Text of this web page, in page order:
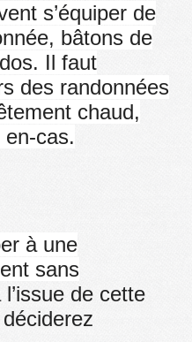
s’équiper de
bâtons de
Il faut
des randonnées
chaud,
en-cas.
à une
sans
l’issue de cette